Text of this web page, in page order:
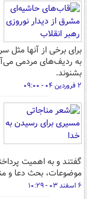
برای برخی از آنها مثل
به ردیف‌های مردمی
بشنوند.
۲ فروردین ۰۴ - ۰۹:۰۰
گفتند و به اهمیت
موضوعات، بحث دعا و
۶ اسفند ۰۳ - ۱۰:۲۹